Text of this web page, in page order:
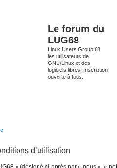
Le forum du
LUG68
Linux Users Group 68,
les utilisateurs de
GNU/Linux et des
logiciels libres. Inscription
ouverte à tous.
d’utilisation
» (désigné ci-après par « nous », «